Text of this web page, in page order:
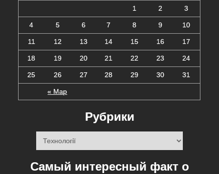
« Мар
1 2 3
4 5 6 7 8 9 10
11 12 13 14 15 16 17
18 19 20 21 22 23 24
25 26 27 28 29 30 31
Рубрики
Рубрики
Cамый интересный факт о